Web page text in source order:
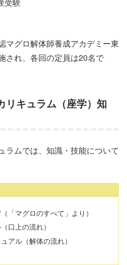
マグロ解体師養成アカデミー東
され、各回の定員は20名で
リキュラム（座学）知
ラムでは、知識・技能について
「マグロのすべて」より）
口上の流れ）
アル（解体の流れ）